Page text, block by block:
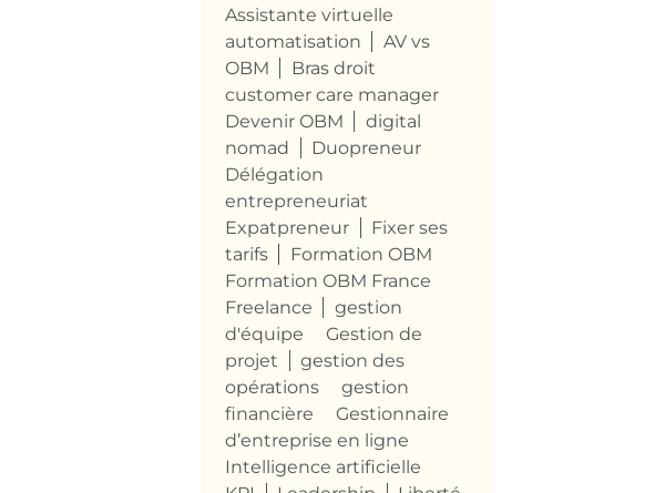
Assistante virtuelle
automatisation
AV vs
OBM
Bras droit
customer care manager
Devenir OBM
digital
nomad
Duopreneur
Délégation
entrepreneuriat
Expatpreneur
Fixer ses
tarifs
Formation OBM
Formation OBM France
Freelance
gestion
d'équipe
Gestion de
projet
gestion des
opérations
gestion
financière
Gestionnaire
d’entreprise en ligne
Intelligence artificielle